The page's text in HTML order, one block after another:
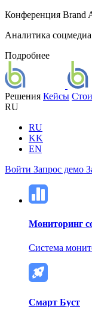
Конференция Brand
Аналитика соцмедиа
Подробнее
Решения Кейсы
RU
RU
KK
EN
Войти Запрос демо
Мониторинг
Система
Смарт Буст